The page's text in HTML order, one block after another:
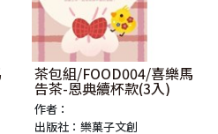
茶包組/FOOD004/喜樂馬
告茶-恩典續杯款(3入)
作者：
出版社：樂菓子文創